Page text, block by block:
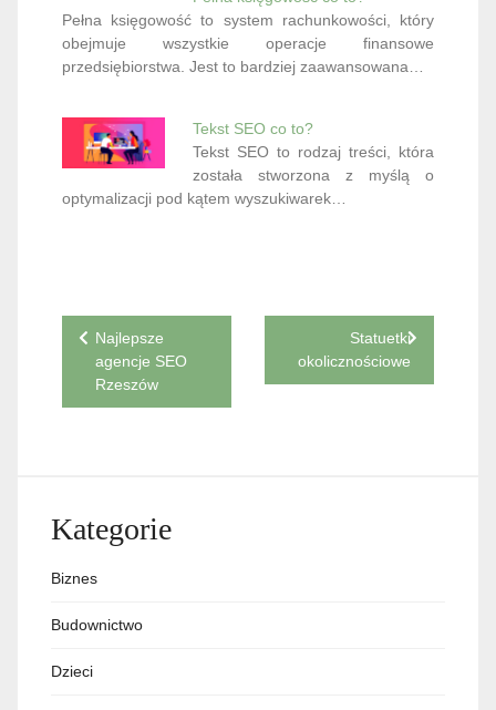
Pełna księgowość to system rachunkowości, który
obejmuje wszystkie operacje finansowe
przedsiębiorstwa. Jest to bardziej zaawansowana…
Tekst SEO co to?
Tekst SEO to rodzaj treści, która
została stworzona z myślą o
optymalizacji pod kątem wyszukiwarek…
Nawigacja
wpisu
Najlepsze
agencje SEO
Rzeszów
Statuetki
okolicznościowe
Kategorie
Biznes
Budownictwo
Dzieci